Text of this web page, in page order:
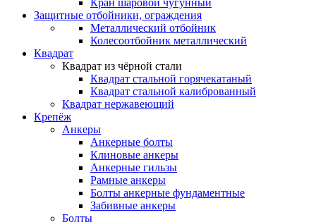
Кран шаровой чугунный
Защитные отбойники, ограждения
Металлический отбойник
Колесоотбойник металлический
Квадрат
Квадрат из чёрной стали
Квадрат стальной горячекатаный
Квадрат стальной калиброванный
Квадрат нержавеющий
Крепёж
Анкеры
Анкерные болты
Клиновые анкеры
Анкерные гильзы
Рамные анкеры
Болты анкерные фундаментные
Забивные анкеры
Болты